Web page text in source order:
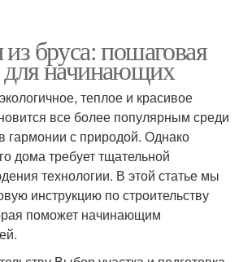
бруса: пошаговая
для начинающих
теплое и красивое
все более популярным среди
гармонии с природой. Однако
дома требует тщательной
технологии. В этой статье мы
инструкцию по строительству
поможет начинающим